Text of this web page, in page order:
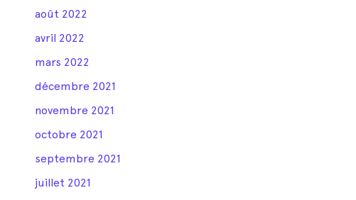
août 2022
avril 2022
mars 2022
décembre 2021
novembre 2021
octobre 2021
septembre 2021
juillet 2021